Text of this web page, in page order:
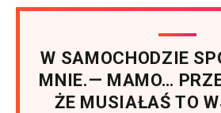
W SAMOCHODZIE
MNIE.— MAMO…
ŻE MUSIAŁAŚ TO